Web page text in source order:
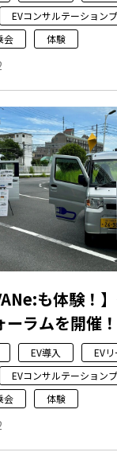
EVコンサルテーション
会 体験
も体験！
ラムを開催！
EV導入
EVリ
EVコンサルテーション
会 体験